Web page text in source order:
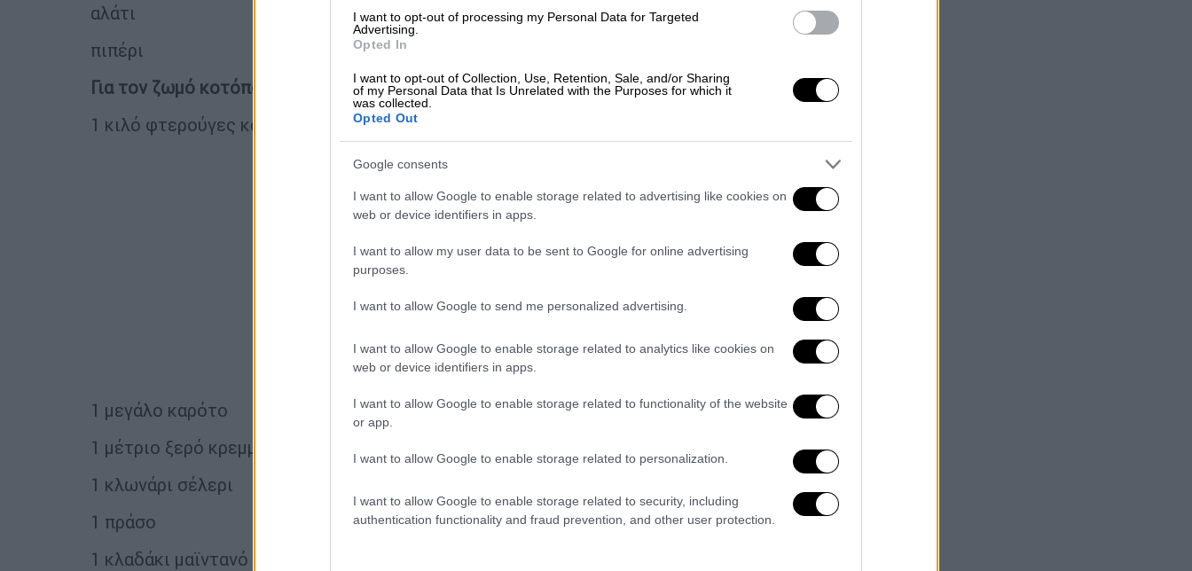
I want to opt-out of processing my Personal Data for Targeted
Advertising.
Opted In
I want to opt-out of Collection, Use, Retention, Sale, and/or Sharing
of my Personal Data that Is Unrelated with the Purposes for which it
was collected.
Opted Out
Google consents
I want to allow Google to enable storage related to advertising like cookies on
web or device identifiers in apps.
I want to allow my user data to be sent to Google for online advertising
purposes.
I want to allow Google to send me personalized advertising.
I want to allow Google to enable storage related to analytics like cookies on
web or device identifiers in apps.
I want to allow Google to enable storage related to functionality of the website
or app.
I want to allow Google to enable storage related to personalization.
I want to allow Google to enable storage related to security, including
authentication functionality and fraud prevention, and other user protection.
αλάτι
πιπέρι
Για τον ζωμό κοτόπουλου
1 κιλό φτερούγες και κόκαλα από το κοτόπουλο
1 μεγάλο καρότο
1 μέτριο ξερό κρεμμύδι
1 κλωνάρι σέλερι
1 πράσο
1 κλαδάκι μαϊντανό